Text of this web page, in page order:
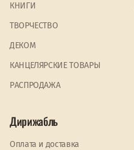
КНИГИ
ТВОРЧЕСТВО
ДЕКОМ
КАНЦЕЛЯРСКИЕ ТОВАРЫ
PАСПРОДАЖА
Дирижабль
Оплата и доставка